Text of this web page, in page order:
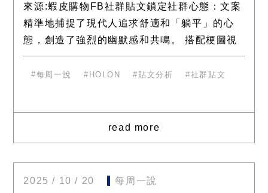
來源:蝦皮購物FB社群貼文鎖定社群心態：文案
精準地捕捉了現代人追求舒適和「躺平」的心
態，創造了強烈的幽默感和共鳴。 搭配梗圖視
覺化： 搭配一系列的梗圖，將「懶」的概念具
象化，讓貼文更吸睛
每周一說 HOLON 貼文分析 社群貼文
read more
2025 / 10 / 20 每周一說